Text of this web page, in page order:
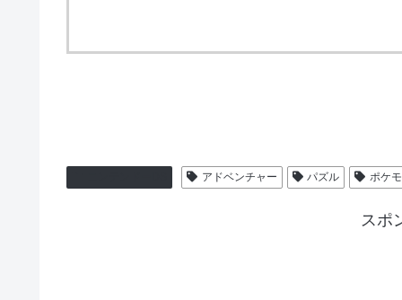
アドベンチャー パズル ポケ
スポ